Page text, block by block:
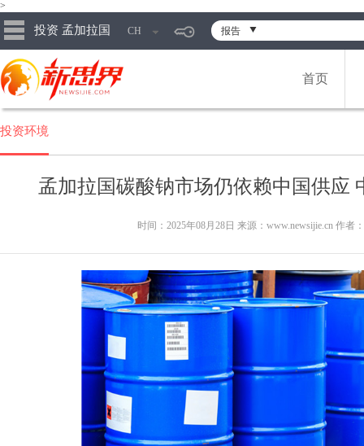
>
投资 孟加拉国 CH 报告
首页
投资环境
孟加拉国碳酸钠市场仍依赖中国供应
时间：2025年08月28日 来源：www.newsijie.cn 作者